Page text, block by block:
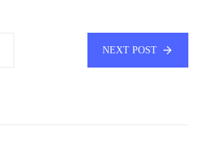
NEXT POST